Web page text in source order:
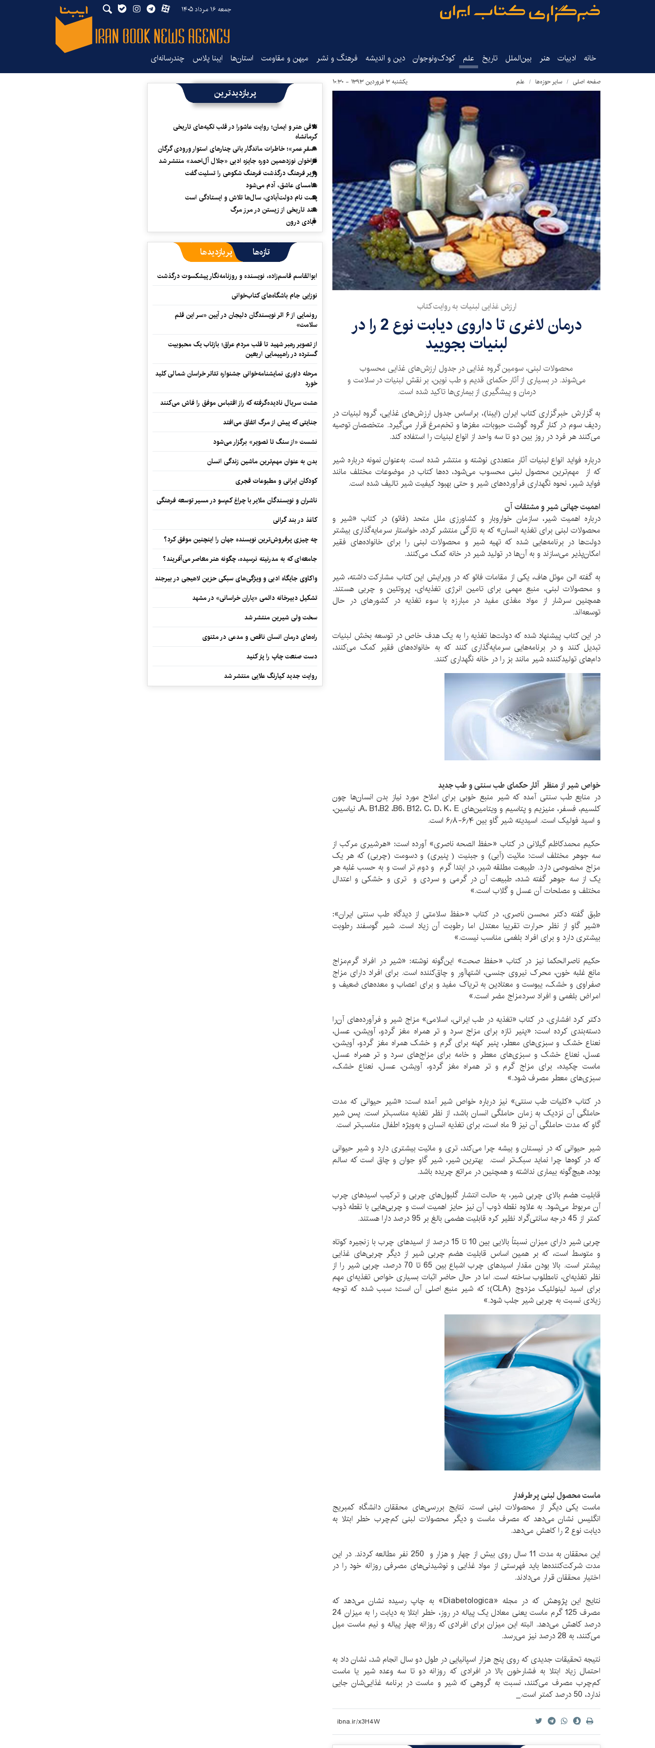
جمعه ۱۶ مرداد ۱۴۰۵
خانه ادبیات هنر بین‌الملل تاریخ‌ علم کودک‌ونوجوان دین و اندیشه فرهنگ و نشر میهن و مقاومت استان‌ها ایبنا پلاس چندرسانه‌ای
صفحه اصلی سایر حوزه‌ها علم یکشنبه ۳ فروردین ۱۳۹۳ - ۱۰:۳۰
ارزش غذایی لبنیات به روایت کتاب
درمان لاغری تا داروی دیابت نوع 2 را در
لبنیات بجویید
محصولات لبنی، سومین گروه غذایی در جدول ارزش‌های غذایی محسوب
می‌شوند. در بسیاری از آثار حکمای قدیم و طب نوین، بر نقش لبنیات در سلامت و
درمان و پیشگیری از بیماری‌ها تاکید شده است.
به گزارش خبرگزاری کتاب ایران (ایبنا)، براساس جدول ارزش‌های غذایی، گروه لبنیات در
ردیف سوم در کنار گروه گوشت حبوبات،‌ مغز‌ها و تخم‌مرغ قرار می‌گیرد. متخصصان توصیه
می‌کنند هر فرد در روز بین دو تا سه واحد از انواع لبنیات را استفاده کند.
درباره فواید انواع لبنیات آثار متعددی نوشته و منتشر شده است. به‌عنوان نمونه درباره شیر
که از مهم‌ترین محصول لبنی محسوب می‌شود، ده‌ها کتاب در موضوعات مختلف مانند
فواید شیر، نحوه نگهداری فرآورده‌های شیر و حتی بهبود کیفیت شیر تالیف شده است.
اهمیت جهانی شیر و مشتقات آن
درباره اهمیت شیر، سازمان خواروبار و کشاورزی ملل متحد (فائو) در کتاب «شیر و
محصولات لبنی برای تغذیه انسان» که به تازگی منتشر کرده، خواستار سرمایه‌گذاری بیشتر
دولت‌ها در برنامه‌هایی شده که تهیه شیر و محصولات لبنی را برای خانواده‌های فقیر
امکان‌پذیر می‌سازند و به آن‌ها در تولید شیر در خانه کمک می‌کنند.
به گفته الن موئل هاف، یکی از مقامات فائو که در ویرایش این کتاب مشارکت داشته، شیر
و محصولات لبنی، منبع مهمی برای تامین انرژی تغذیه‌ای، پروتئین و چربی هستند.
همچنین سرشار از مواد مغذی مفید در مبارزه با سوء تغذیه در کشورهای در حال
توسعه‌اند.
در این کتاب پیشنهاد شده که دولت‌ها تغذیه را به یک هدف خاص در توسعه بخش لبنیات
تبدیل کنند و در برنامه‌هایی سرمایه‌گذاری کنند که به خانواده‌های فقیر کمک می‌کنند،
دام‌های تولیدکننده شیر مانند بز را در خانه نگهداری کنند.
خواص شیر از منظر آثار حکمای طب سنتی و طب جدید
در منابع طب سنتی آمده که شیر منبع خوبی برای املاح مورد نیاز بدن انسان‌ها چون
کلسیم، فسفر، منیزیم و پتاسیم و ویتامین‌های A، B1،B2 ،B6، B12، C، D، K، E، نیاسین،
و اسید فولیک است. اسیدیته شیر گاو بین ۶٫۴-۶٫۸ است.
حکیم محمد‌کاظم گیلانی در کتاب «حفظ الصحه ناصری» آورده است: «هرشیری مرکب از
سه جوهر مختلف است: مائیت (آبی) و جبنیت ( پنیری) و دسومت (چربی) که هر یک
مزاج مخصوصی دارد. طبیعت مطلقه شیر، در ابتدا گرم و دوم تر است و به حسب غلبه هر
یک از سه جوهر گفته شده، طبیعت آن در گرمی و سردی و تری و خشکی و اعتدال
مختلف و مصلحات آن عسل و گلاب است.»
طبق گفته دکتر محسن ناصری، در کتاب «حفظ سلامتی از دیدگاه طب سنتی ایران»:
«شیر گاو از نظر حرارت تقریبا معتدل اما رطوبت آن زیاد است. شیر گوسفند رطوبت
بیشتری دارد و برای افراد بلغمی مناسب نیست.»
حکیم ناصرالحکما نیز در کتاب «حفظ صحت» این‌گونه نوشته: «شیر در افراد گرم‌مزاج
مانع غلبه خون، محرک نیروی جنسی، اشتها‌آور و چاق‌کننده است. برای افراد دارای مزاج
صفراوی و خشک، یبوست و معتادین به تریاک مفید و برای اعصاب و معده‌های ضعیف و
امراض بلغمی و افراد سرد‌مزاج مضر است.»
دکتر کرد افشاری، در کتاب «تغذیه در طب ایرانی، اسلامی» مزاج شیر و فرآورده‌های آن‌را
دسته‌بندی کرده است: «پنیر تازه برای مزاج سرد و تر همراه مغز گردو، آویشن، عسل،
نعناع خشک و سبزی‌های معطر، پنیر کهنه برای گرم و خشک همراه مغز گردو، آویشن،
عسل، نعناع خشک و سبزی‌های معطر و خامه برای مزاج‌های سرد و تر همراه عسل،
ماست چکیده، برای مزاج گرم و تر همراه مغز گردو، آویشن، عسل، نعناع خشک،
سبزی‌های معطر مصرف شود.»
در کتاب «کلیات طب سنتی» نیز درباره خواص شیر آمده است: «شیر حیوانی که مدت
حاملگی آن نزدیک به زمان حاملگی انسان باشد، از نظر تغذیه مناسب‌تر است. پس شیر
گاو که مدت حاملگی آن نیز 9 ماه است، برای تغذیه انسان و به‌ویژه اطفال مناسب‌تر است.
شیر حیوانی که در نیستان و بیشه چرا می‌کند، تری و مائیت بیشتری دارد و شیر حیوانی
که در کوه‌ها چرا نماید سبک‌تر است. بهترین شیر، شیر گاو جوان و چاق است که سالم
بوده، هیچ‌گونه بیماری نداشته و همچنین در مراتع چریده باشد.
قابلیت هضم بالای چربی شیر، به حالت انتشار گلبول‌های چربی و ترکیب اسیدهای چرب
آن مربوط می‌شود. به علاوه نقطه ذوب آن نیز حایز اهمیت است و چربی‌هایی با نقطه ذوب
کمتر از 45 درجه سانتی‌گراد نظیر کره قابلیت هضمی بالغ بر 95 درصد دارا هستند.
چربی شیر دارای میزان نسبتاً بالایی بین 10 تا 15 درصد از اسیدهای چرب با زنجیره کوتاه
و متوسط است، که بر همین اساس قابلیت هضم چربی شیر از دیگر چربی‌های غذایی
بیشتر است. بالا بودن مقدار اسیدهای چرب اشباع بین 65 تا 70 درصد، چربی شیر را از
نظر تغذیه‌ای، نامطلوب ساخته است. اما در حال حاضر اثبات بسیاری خواص تغذیه‌ای مهم
برای اسید لینولئیک مزدوج (CLA)؛ که شیر منبع اصلی آن است؛ سبب شده که توجه
زیادی نسبت به چربی شیر جلب شود.»
ماست محصول لبنی پرطرفدار
ماست یکی دیگر از محصولات لبنی است. نتایج بررسی‌های محققان دانشگاه کمبریج
انگلیس نشان می‌دهد که مصرف ماست و دیگر محصولات لبنی کم‌چرب خطر ابتلا به
دیابت نوع 2 را کاهش می‌دهد.
این محققان به مدت 11 سال روی بیش از چهار و هزار و 250 نفر مطالعه کردند. در این
مدت شرکت‌کننده‌ها باید فهرستی از مواد غذایی و نوشیدنی‌های مصرفی روزانه‌ خود را در
اختیار محققان قرار می‌دادند.
نتایج این پژوهش که در مجله ‌«Diabetologica» به چاپ رسیده نشان می‌دهد که
مصرف 125 گرم ماست یعنی معادل یک پیاله در روز، خطر ابتلا به دیابت را به میزان 24
درصد کاهش می‌دهد. البته این میزان برای افرادی که روزانه چهار پیاله و نیم ماست میل
می‌کنند، به 28 درصد نیز می‌رسد.
نتیجه تحقیقات جدیدی که روی پنج هزار اسپانیایی در طول دو سال انجام شد، نشان داد به
احتمال زیاد ابتلا به فشارخون بالا در افرادی که روزانه دو تا سه وعده شیر یا ماست
کم‌چرب مصرف می‌کنند، نسبت به گروهی که شیر و ماست در برنامه غذایی‌شان جایی
ندارد، 50 درصد کمتر است._
پربازدیدترین
تلاقی هنر و ایمان؛ روایت عاشورا در قلب تکیه‌های تاریخی
کرمانشاه
«سفرِ عمر»؛ خاطرات ماندگار بانی چنارهای استوار ورودی گرگان
فراخوان نوزدهمین دوره جایزه ادبی «جلال آل‌احمد» منتشر شد
وزیر فرهنگ درگذشت فرهنگ شکوهی را تسلیت گفت
سامسای عاشق، آدم می‌شود
پشت نام دولت‌آبادی، سال‌ها تلاش و ایستادگی است
سند تاریخی از زیستن در مرز مرگ
آبادی درون
تازه‌ها پربازدیدها
ابوالقاسم قاسم‌زاده، نویسنده و روزنامه‌نگار پیشکسوت درگذشت
نوزایی جام باشگاه‌های کتاب‌خوانی
رونمایی از ۶ اثر نویسندگان دلیجان در آیین «سر این قلم
سلامت»
از تصویر رهبر شهید تا قلب مردم عراق؛ بازتاب یک محبوبیت
گسترده در راهپیمایی اربعین
مرحله داوری نمایشنامه‌خوانی جشنواره تئاتر خراسان شمالی کلید
خورد
هشت سریال نادیده‌گرفته که راز اقتباس موفق را فاش می‌کنند
جنایتی که پیش از مرگ اتفاق می‌افتد
نشست «از سنگ تا تصویر» برگزار می‌شود
بدن به عنوان مهم‌ترین ماشین زندگی انسان
کودکان ایرانی و مطبوعات قجری
ناشران و نویسندگان ملایر با چراغ کم‌سو در مسیر توسعه فرهنگی
کاغذ در بند گرانی
چه چیزی پرفروش‌ترین نویسنده جهان را اینچنین موفق کرد؟
جامعه‌ای که به مدرنیته نرسیده، چگونه هنر معاصر می‌آفریند؟
واکاوی جایگاه ادبی و ویژگی‌های سبکی حزین لاهیجی در بیرجند
تشکیل دبیرخانه دائمی «یاران خراسانی» در مشهد
سخت ولی شیرین منتشر شد
راه‌های درمان انسان ناقص و مدعی در مثنوی
دست صنعت چاپ را پرُ کنید
روایت جدید کیارنگ علایی منتشر شد